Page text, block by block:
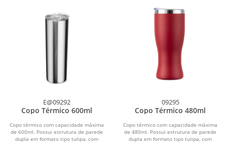
E@09292
Copo Térmico 600ml
Copo térmico com capacidade máxima
de 600ml. Possui estrutura de parede
dupla em formato tipo tulipa, com
09295
Copo Térmico 480ml
Copo térmico com capacidade máxima
de 480ml. Possui estrutura de parede
dupla em formato tipo tulipa, com